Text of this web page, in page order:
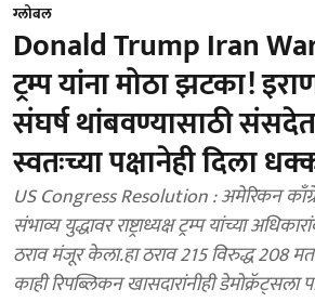
ग्लोबल
Donald Trump Iran
ट्रम्प यांना मोठा झटका!
संघर्ष थांबवण्यासाठी संसदेत
स्वतःच्या पक्षानेही दिला
US Congress Resolution : अमेरिकन
संभाव्य युद्धावर राष्ट्राध्यक्ष ट्रम्प यांच्या
ठराव मंजूर केला.हा ठराव 215 विरुद्ध 208
काही रिपब्लिकन खासदारांनीही डेमोक्रॅट्सला